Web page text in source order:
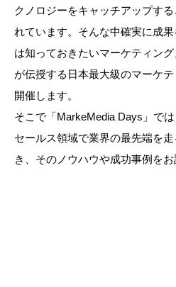
クノロジーをキャッチアップす
れています。そんな中確実に成
は知っておきたいマーケティン
が伝授する日本最大級のマーケ
開催します。
そこで「MarkeMedia Days」で
セールス領域で業界の最先端を
き、そのノウハウや成功事例をお